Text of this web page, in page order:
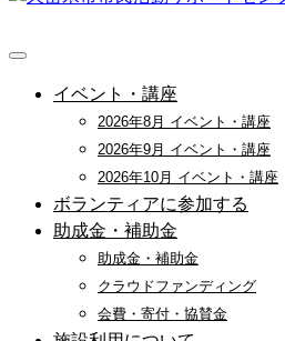
イベント・講座
2026年8月 イベント・講座
2026年9月 イベント・講座
2026年10月 イベント・講座
ボランティアに参加する
助成金・補助金
助成金・補助金
クラウドファンディング
会費・寄付・協賛金